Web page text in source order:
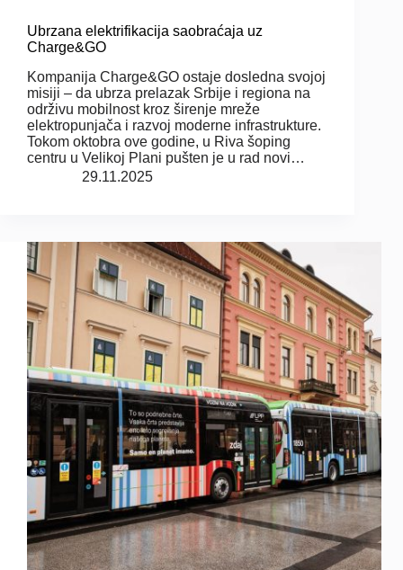
Ubrzana elektrifikacija saobraćaja uz
Charge&GO
Kompanija Charge&GO ostaje dosledna svojoj
misiji – da ubrza prelazak Srbije i regiona na
održivu mobilnost kroz širenje mreže
elektropunjača i razvoj moderne infrastrukture.
Tokom oktobra ove godine, u Riva šoping
centru u Velikoj Plani pušten je u rad novi…
29.11.2025